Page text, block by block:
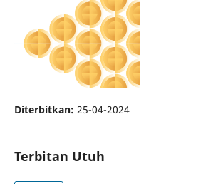
Diterbitkan: 25-04-2024
Terbitan Utuh